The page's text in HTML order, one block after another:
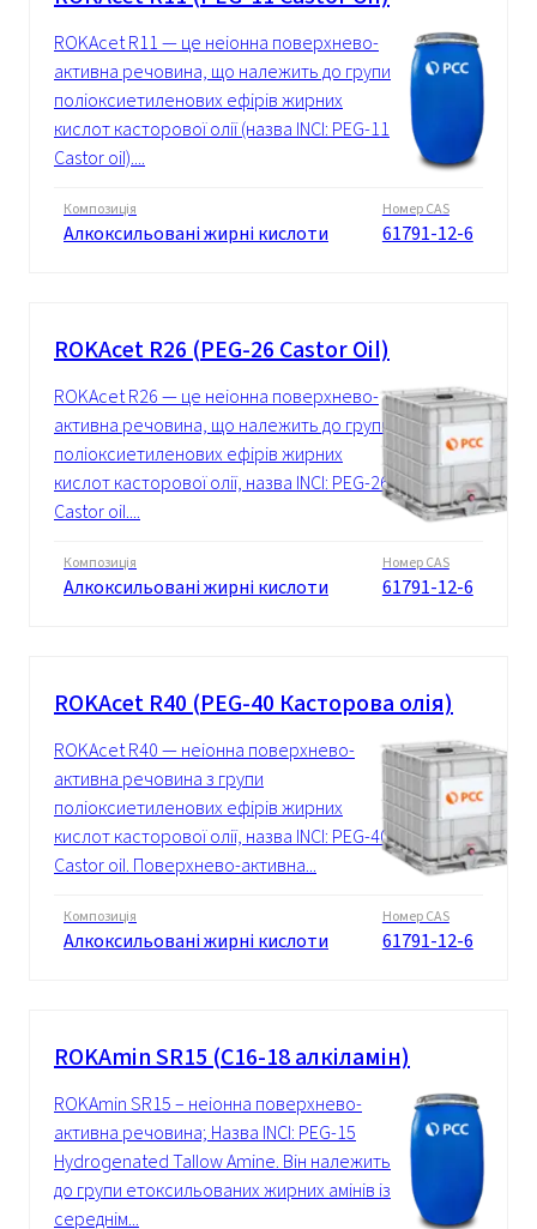
ROKAcet R11 — це неіонна поверхнево-
активна речовина, що належить до групи
поліоксиетиленових ефірів жирних
кислот касторової олії (назва INCI: PEG-11
Castor oil)....
Композиція
Алкоксильовані жирні кислоти
Номер CAS
61791-12-6
ROKAcet R26 (PEG-26 Castor Oil)
ROKAcet R26 — це неіонна поверхнево-
активна речовина, що належить до групи
поліоксиетиленових ефірів жирних
кислот касторової олії, назва INCI: PEG-26
Castor oil....
Композиція
Алкоксильовані жирні кислоти
Номер CAS
61791-12-6
ROKAcet R40 (PEG-40 Касторова олія)
ROKAcet R40 — неіонна поверхнево-
активна речовина з групи
поліоксиетиленових ефірів жирних
кислот касторової олії, назва INCI: PEG-40
Castor oil. Поверхнево-активна...
Композиція
Алкоксильовані жирні кислоти
Номер CAS
61791-12-6
ROKAmin SR15 (C16-18 алкіламін)
ROKAmin SR15 – неіонна поверхнево-
активна речовина; Назва INCI: PEG-15
Hydrogenated Tallow Amine. Він належить
до групи етоксильованих жирних амінів із
середнім...